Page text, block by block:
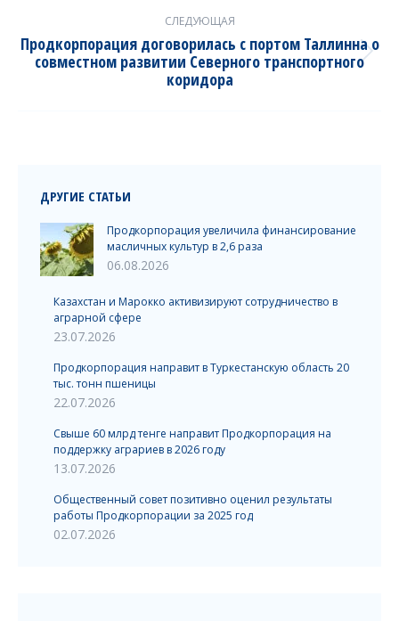
СЛЕДУЮЩАЯ
Next
post:
Продкорпорация договорилась с портом Таллинна о
совместном развитии Северного транспортного
коридора
ДРУГИЕ СТАТЬИ
Продкорпорация увеличила финансирование
масличных культур в 2,6 раза
06.08.2026
Казахстан и Марокко активизируют сотрудничество в
аграрной сфере
23.07.2026
Продкорпорация направит в Туркестанскую область 20
тыс. тонн пшеницы
22.07.2026
Свыше 60 млрд тенге направит Продкорпорация на
поддержку аграриев в 2026 году
13.07.2026
Общественный совет позитивно оценил результаты
работы Продкорпорации за 2025 год
02.07.2026